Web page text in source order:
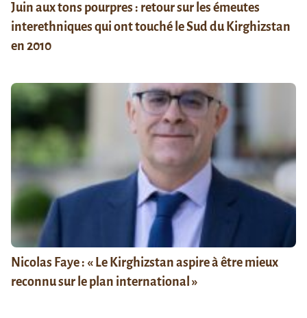
Juin aux tons pourpres : retour sur les émeutes
interethniques qui ont touché le Sud du Kirghizstan
en 2010
Nicolas Faye : « Le Kirghizstan aspire à être mieux
reconnu sur le plan international »